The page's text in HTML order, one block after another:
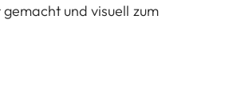
und visuell zum